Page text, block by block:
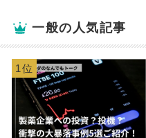
一般の人気記事
1位